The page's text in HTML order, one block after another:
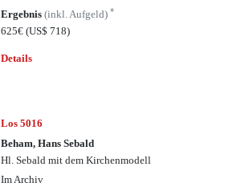
Ergebnis(inkl. Aufgeld)*
625€(US$ 718)
Details
Los 5016
Beham, Hans Sebald
Hl. Sebald mit dem Kirchenmodell
Im Archiv